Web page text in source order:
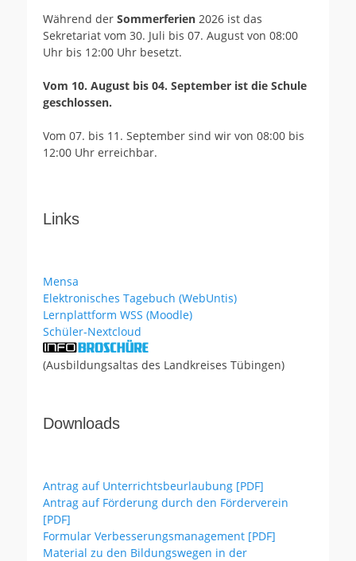
Während der Sommerferien 2026 ist das
Sekretariat vom 30. Juli bis 07. August von 08:00
Uhr bis 12:00 Uhr besetzt.
Vom 10. August bis 04. September ist die Schule
geschlossen.
Vom 07. bis 11. September sind wir von 08:00 bis
12:00 Uhr erreichbar.
Links
Mensa
Elektronisches Tagebuch (WebUntis)
Lernplattform WSS (Moodle)
Schüler-Nextcloud
(Ausbildungsaltas des Landkreises Tübingen)
Downloads
Antrag auf Unterrichtsbeurlaubung [PDF]
Antrag auf Förderung durch den Förderverein
[PDF]
Formular Verbesserungsmanagement [PDF]
Material zu den Bildungswegen in der